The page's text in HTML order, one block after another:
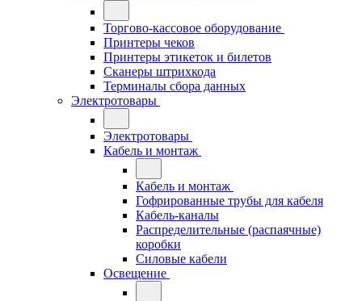
Торгово-кассовое оборудование
Принтеры чеков
Принтеры этикеток и билетов
Сканеры штрихкода
Терминалы сбора данных
Электротовары
Электротовары
Кабель и монтаж
Кабель и монтаж
Гофрированные трубы для кабеля
Кабель-каналы
Распределительные (распаячные)
коробки
Силовые кабели
Освещение